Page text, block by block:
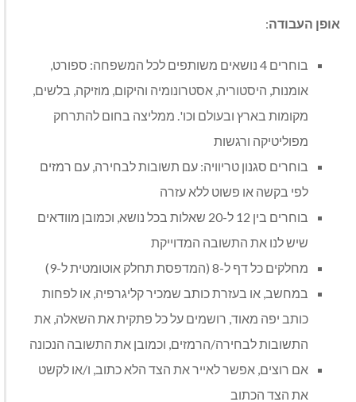
אופן העבודה:
בוחרים 4 נושאים משותפים לכל המשפחה: ספורט,
אומנות, היסטוריה, אסטרונומיה והיקום, מוזיקה, בלשים,
מקומות בארץ ובעולם וכו'. ממליצה בחום להתרחק
מפוליטיקה ורגשות
בוחרים סגנון טריוויה: עם תשובות לבחירה, עם רמזים
לפי בקשה או פשוט ללא עזרה
בוחרים בין 12 ל-20 שאלות בכל נושא, וכמובן מוודאים
שיש לנו את התשובה המדוייקת
מחלקים כל דף ל-8 (המדפסת תחלק אוטומטית ל-9)
במחשב, או בעזרת כותב שמכיר קליגרפיה, או לפחות
כותב יפה מאוד, רושמים על כל פתקית את השאלה, את
התשובות לבחירה/הרמזים, וכמובן את התשובה הנכונה
אם רוצים, אפשר לאייר את הצד הלא כתוב, ו/או לקשט
את הצד הכתוב